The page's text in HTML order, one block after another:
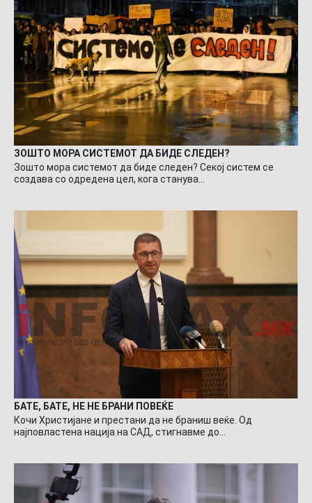
ЗОШТО МОРА СИСТЕМОТ ДА БИДЕ СЛЕДЕН?
Зошто мора системот да биде следен? Секој систем се
создава со одредена цел, кога станува…
БАТЕ, БАТЕ, НЕ НЕ БРАНИ ПОВЕЌЕ
Кочи Христијане и престани да не браниш веќе. Од
најповластена нација на САД, стигнавме до…